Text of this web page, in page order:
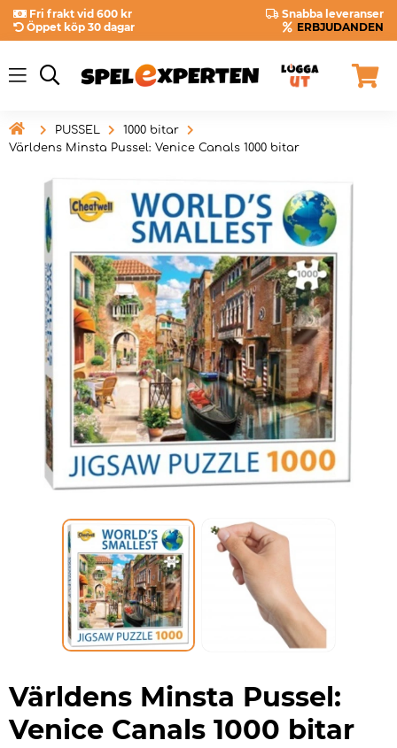
Fri frakt vid 600 kr
Snabba leveranser
Öppet köp 30 dagar
ERBJUDANDEN
 PUSSEL
1000 bitar
Världens Minsta Pussel: Venice Canals 1000 bitar
Världens Minsta Pussel:
Venice Canals 1000 bitar